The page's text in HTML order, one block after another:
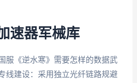
速器军械库
服《逆水寒》需要怎样的数据武
线建设：采用独立光纤链路规避